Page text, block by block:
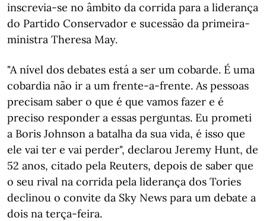
inscrevia-se no âmbito da corrida para a liderança
do Partido Conservador e sucessão da primeira-
ministra Theresa May.
"A nível dos debates está a ser um cobarde. É uma
cobardia não ir a um frente-a-frente. As pessoas
precisam saber o que é que vamos fazer e é
preciso responder a essas perguntas. Eu prometi
a Boris Johnson a batalha da sua vida, é isso que
ele vai ter e vai perder", declarou Jeremy Hunt, de
52 anos, citado pela Reuters, depois de saber que
o seu rival na corrida pela liderança dos Tories
declinou o convite da Sky News para um debate a
dois na terça-feira.